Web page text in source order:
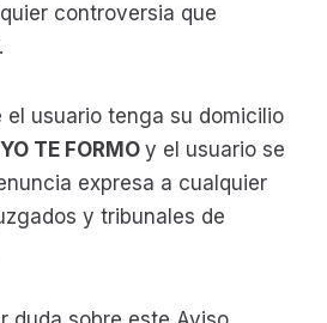
controversia que
el usuario tenga su domicilio
YO TE FORMO y el usuario se
expresa a cualquier
y tribunales de